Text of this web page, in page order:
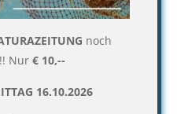
noch
Nur € 10,--
16.10.2026